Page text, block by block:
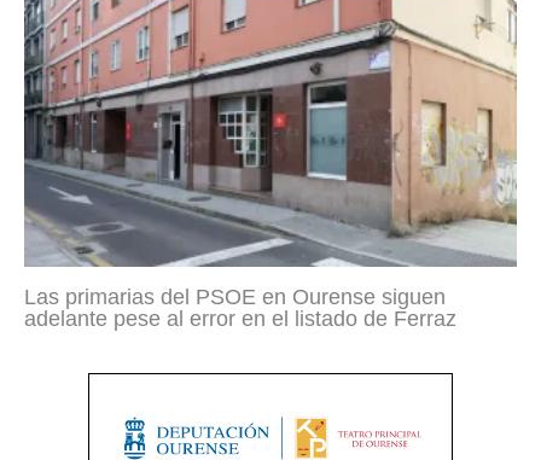
Las primarias del PSOE en Ourense siguen
adelante pese al error en el listado de Ferraz